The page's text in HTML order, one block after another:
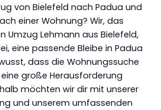
von Bielefeld nach Padua und
einer Wohnung? Wir, das
Umzug Lehmann aus Bielefeld,
eine passende Bleibe in Padua
dass die Wohnungssuche
große Herausforderung
möchten wir dir mit unserer
und unserem umfassenden